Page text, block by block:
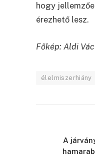
hogy
érezhető lesz.
Főkép: Aldi Vác
élelmiszerhiány
A